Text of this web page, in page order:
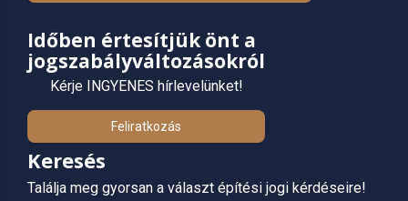
Időben értesítjük önt a
jogszabályváltozásokról
Kérje INGYENES hírlevelünket!
Feliratkozás
Keresés
Találja meg gyorsan a választ építési jogi kérdéseire!